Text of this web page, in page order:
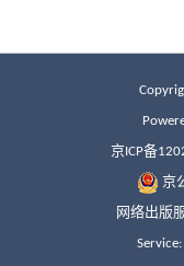
京ICP备
京
网络出版